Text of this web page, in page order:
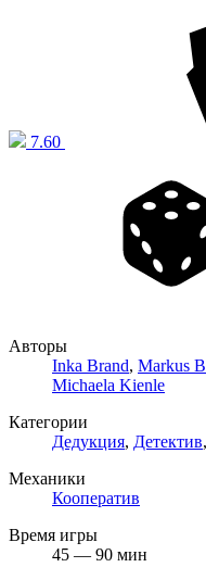
7.60
Авторы
Inka Brand, Markus
Michaela Kienle
Категории
Дедукция, Детектив,
Механики
Кооператив
Время игры
45 — 90 мин